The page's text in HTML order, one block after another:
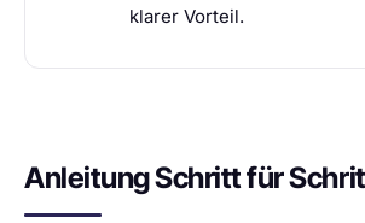
klarer Vorteil.
Anleitung Schritt für